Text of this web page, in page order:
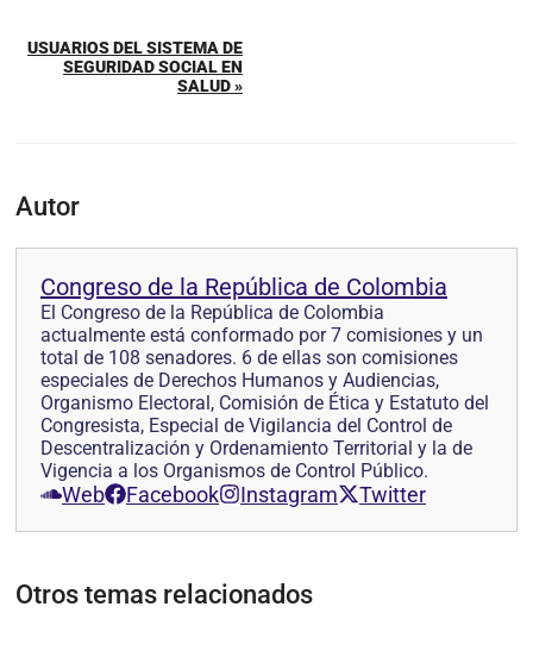
USUARIOS DEL SISTEMA DE
SEGURIDAD SOCIAL EN
SALUD »
Autor
Congreso de la República de Colombia
El Congreso de la República de Colombia
actualmente está conformado por 7 comisiones y un
total de 108 senadores. 6 de ellas son comisiones
especiales de Derechos Humanos y Audiencias,
Organismo Electoral, Comisión de Ética y Estatuto del
Congresista, Especial de Vigilancia del Control de
Descentralización y Ordenamiento Territorial y la de
Vigencia a los Organismos de Control Público.
Web Facebook Instagram Twitter
Otros temas relacionados